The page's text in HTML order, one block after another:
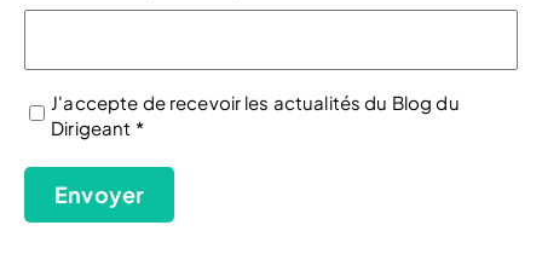
(Nécessaire)
J'accepte de recevoir les actualités du Blog du
Dirigeant *
Envoyer